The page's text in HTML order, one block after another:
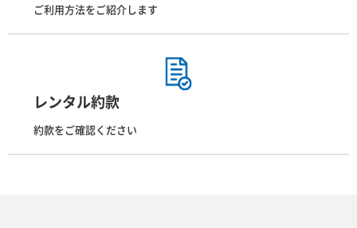
ご利用方法をご紹介します
レンタル約款
約款をご確認ください